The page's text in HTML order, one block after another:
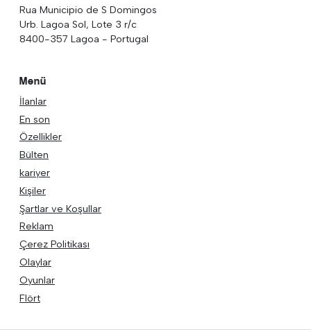
Rua Municipio de S Domingos
Urb. Lagoa Sol, Lote 3 r/c
8400-357 Lagoa - Portugal
Menü
İlanlar
En son
Özellikler
Bülten
kariyer
Kişiler
Şartlar ve Koşullar
Reklam
Çerez Politikası
Olaylar
Oyunlar
Flört